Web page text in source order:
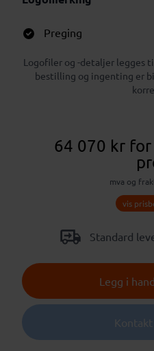
Preging
Logofiler og -detaljer legges
bestilling og ingenting er
64 070 kr
mva og
vis
Standard
Legg i
Kontakt